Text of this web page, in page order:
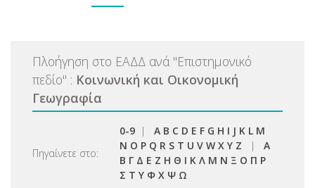
Πλοήγηση στο ΕΑΔΔ ανά "Επιστημονικό
πεδίο" : Κοινωνική και Οικονομική
Γεωγραφία
Πηγαίνετε στο:
0-9 | A B C D E F G H I J K L M
N O P Q R S T U V W X Y Z | Α
Β Γ Δ Ε Ζ Η Θ Ι Κ Λ Μ Ν Ξ Ο Π Ρ
Σ Τ Υ Φ Χ Ψ Ω